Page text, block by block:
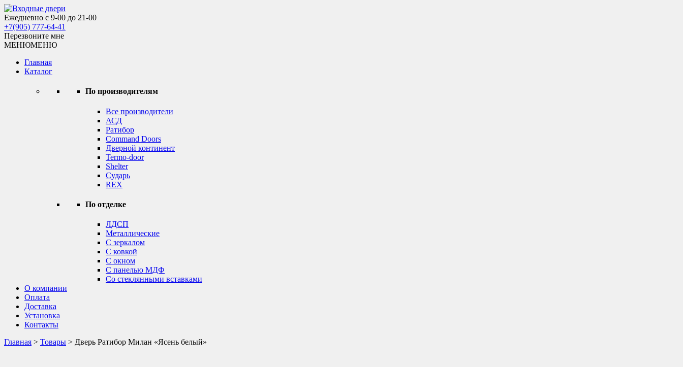
Skip
to
content
Входные двери
Ежедневно с 9-00 до 21-00
+7(905) 777-64-41
Перезвоните мне
МЕНЮМЕНЮ
Главная
Каталог
По производителям
Все производители
АСД
Ратибор
Command Doors
Дверной континент
Termo-door
Shelter
Сударь
REX
По отделке
ЛДСП
Металлические
С зеркалом
С ковкой
С окном
С панелью МДФ
Со стеклянными вставками
О компании
Оплата
Доставка
Установка
Контакты
Главная > Товары > Дверь Ратибор Милан «Ясень белый»